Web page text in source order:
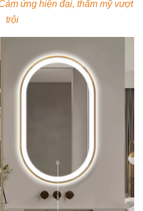
ứng hiện đại, thẩm mỹ vượt
trội